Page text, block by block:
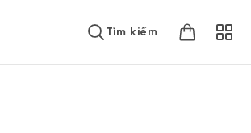
Tìm kiếm